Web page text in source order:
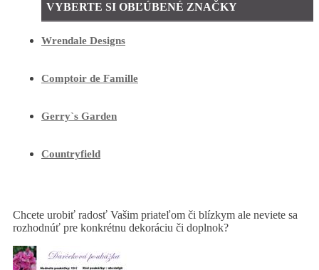
VYBERTE SI OBĽÚBENÉ ZNAČKY
Wrendale Designs
Comptoir de Famille
Gerry`s Garden
Countryfield
Chcete urobiť radosť Vašim priateľom či blízkym ale neviete sa
rozhodnúť pre konkrétnu dekoráciu či doplnok?